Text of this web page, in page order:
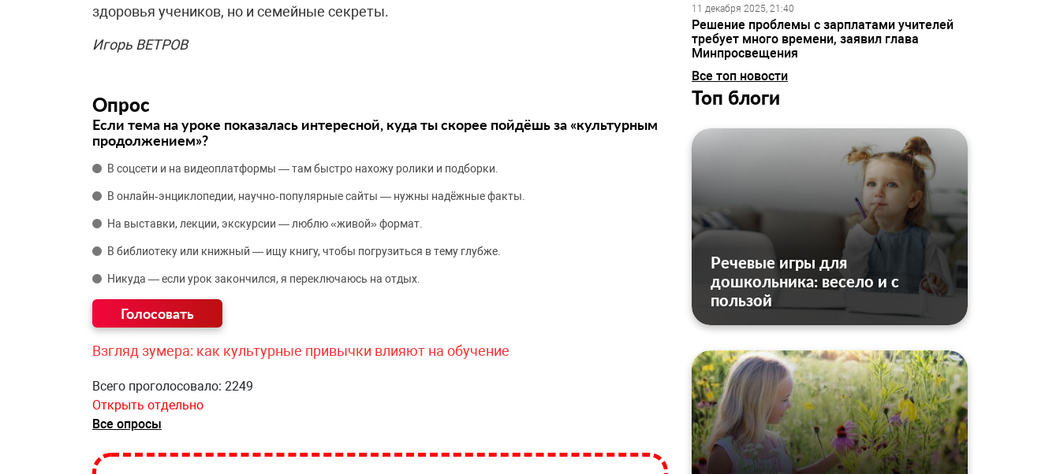
здоровья учеников, но и семейные секреты.
Игорь ВЕТРОВ
Опрос
Если тема на уроке показалась интересной, куда ты скорее пойдёшь за «культурным
продолжением»?
В соцсети и на видеоплатформы — там быстро нахожу ролики и подборки.
В онлайн‑энциклопедии, научно‑популярные сайты — нужны надёжные факты.
На выставки, лекции, экскурсии — люблю «живой» формат.
В библиотеку или книжный — ищу книгу, чтобы погрузиться в тему глубже.
Никуда — если урок закончился, я переключаюсь на отдых.
Взгляд зумера: как культурные привычки влияют на обучение
Всего проголосовало: 2249
Открыть отдельно
Все опросы
11 декабря 2025, 21:40
Решение проблемы с зарплатами учителей
требует много времени, заявил глава
Минпросвещения
Все топ новости
Топ блоги
Речевые игры для
дошкольника: весело и с
пользой